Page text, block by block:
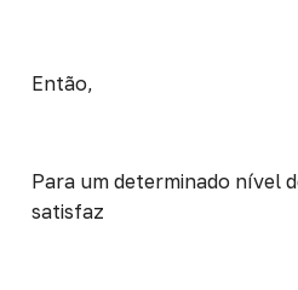
Então,
Para um determinado nível
satisfaz